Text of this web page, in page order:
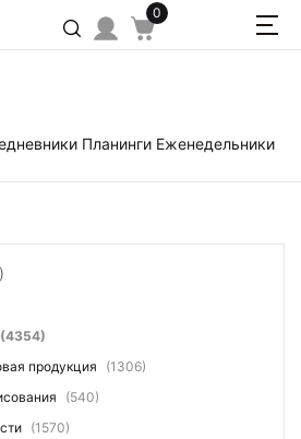
0
Планинги Еженедельники
(4354)
продукция
(1306)
(540)
(1570)